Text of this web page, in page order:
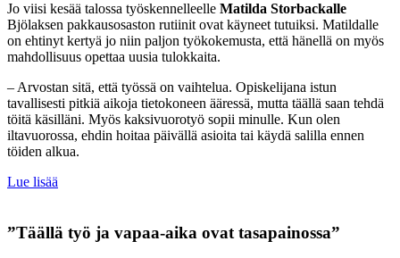
Jo viisi kesää talossa työskennelleelle Matilda Storbackalle
Bjölaksen pakkausosaston rutiinit ovat käyneet tutuiksi. Matildalle
on ehtinyt kertyä jo niin paljon työkokemusta, että hänellä on myös
mahdollisuus opettaa uusia tulokkaita.
– Arvostan sitä, että työssä on vaihtelua. Opiskelijana istun
tavallisesti pitkiä aikoja tietokoneen ääressä, mutta täällä saan tehdä
töitä käsilläni. Myös kaksivuorotyö sopii minulle. Kun olen
iltavuorossa, ehdin hoitaa päivällä asioita tai käydä salilla ennen
töiden alkua.
Lue lisää
”Täällä työ ja vapaa-aika ovat tasapainossa”